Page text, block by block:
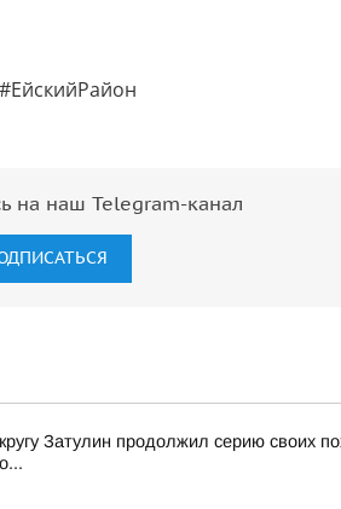
на наш Telegram-канал
Затулин продолжил серию своих